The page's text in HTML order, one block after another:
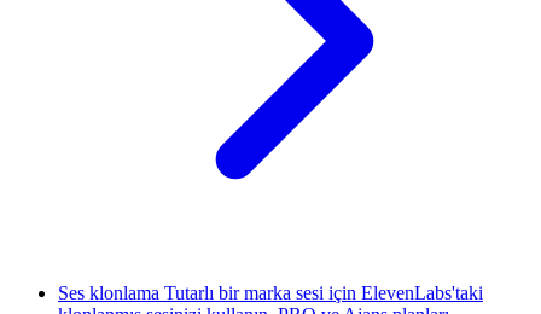
Ses klonlama Tutarlı bir marka sesi için ElevenLabs'taki